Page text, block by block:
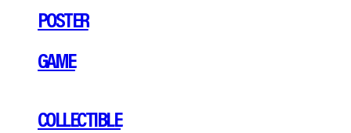
POSTER
GAME
COLLECTIBLE